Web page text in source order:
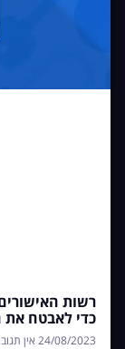
כדי לאבטח
24/08/2023 אין